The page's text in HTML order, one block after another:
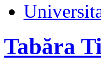
Tabăra